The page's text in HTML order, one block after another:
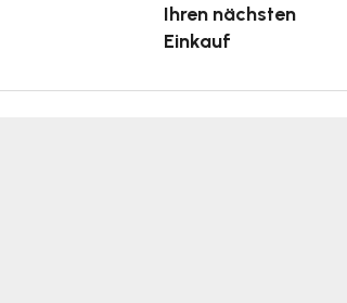
Ihren nächsten
Einkauf